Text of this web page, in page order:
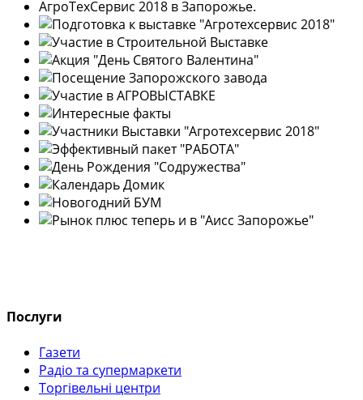
Послуги
Газети
Радіо та супермаркети
Торгівельні центри